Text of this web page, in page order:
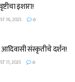
इशारा!
16, 2025 0
आदिवासी संस्कृतीचे दर्शन!
11, 2025 0